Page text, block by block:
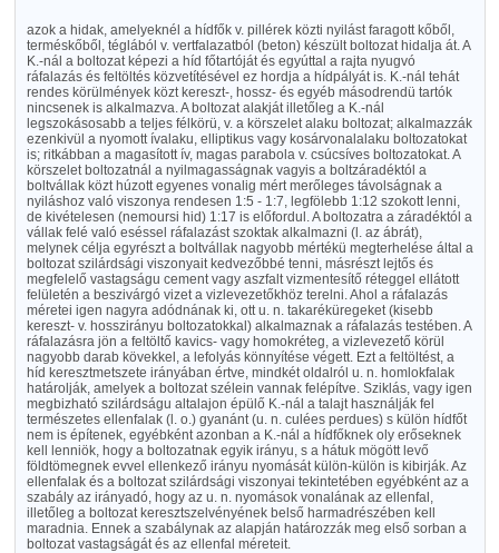
azok a hidak, amelyeknél a hídfők v. pillérek közti nyilást faragott kőből,
terméskőből, téglából v. vertfalazatból (beton) készült boltozat hidalja át. A
K.-nál a boltozat képezi a híd főtartóját és egyúttal a rajta nyugvó
ráfalazás és feltöltés közvetítésével ez hordja a hídpályát is. K.-nál tehát
rendes körülmények közt kereszt-, hossz- és egyéb másodrendü tartók
nincsenek is alkalmazva. A boltozat alakját illetőleg a K.-nál
legszokásosabb a teljes félkörü, v. a körszelet alaku boltozat; alkalmazzák
ezenkivül a nyomott ívalaku, elliptikus vagy kosárvonalalaku boltozatokat
is; ritkábban a magasított ív, magas parabola v. csúcsíves boltozatokat. A
körszelet boltozatnál a nyilmagasságnak vagyis a boltzáradéktól a
boltvállak közt húzott egyenes vonalig mért merőleges távolságnak a
nyiláshoz való viszonya rendesen 1:5 - 1:7, legfölebb 1:12 szokott lenni,
de kivételesen (nemoursi hid) 1:17 is előfordul. A boltozatra a záradéktól a
vállak felé való eséssel ráfalazást szoktak alkalmazni (l. az ábrát),
melynek célja egyrészt a boltvállak nagyobb mértékü megterhelése által a
boltozat szilárdsági viszonyait kedvezőbbé tenni, másrészt lejtős és
megfelelő vastagságu cement vagy aszfalt vizmentesítő réteggel ellátott
felületén a beszivárgó vizet a vizlevezetőkhöz terelni. Ahol a ráfalazás
méretei igen nagyra adódnának ki, ott u. n. takaréküregeket (kisebb
kereszt- v. hosszirányu boltozatokkal) alkalmaznak a ráfalazás testében. A
ráfalazásra jön a feltöltő kavics- vagy homokréteg, a vizlevezető körül
nagyobb darab kövekkel, a lefolyás könnyítése végett. Ezt a feltöltést, a
híd keresztmetszete irányában értve, mindkét oldalról u. n. homlokfalak
határolják, amelyek a boltozat szélein vannak felépítve. Sziklás, vagy igen
megbizható szilárdságu altalajon épülő K.-nál a talajt használják fel
természetes ellenfalak (l. o.) gyanánt (u. n. culées perdues) s külön hídfőt
nem is építenek, egyébként azonban a K.-nál a hídfőknek oly erőseknek
kell lenniök, hogy a boltozatnak egyik irányu, s a hátuk mögött levő
földtömegnek evvel ellenkező irányu nyomását külön-külön is kibirják. Az
ellenfalak és a boltozat szilárdsági viszonyai tekintetében egyébként az a
szabály az irányadó, hogy az u. n. nyomások vonalának az ellenfal,
illetőleg a boltozat keresztszelvényének belső harmadrészében kell
maradnia. Ennek a szabálynak az alapján határozzák meg első sorban a
boltozat vastagságát és az ellenfal méreteit.